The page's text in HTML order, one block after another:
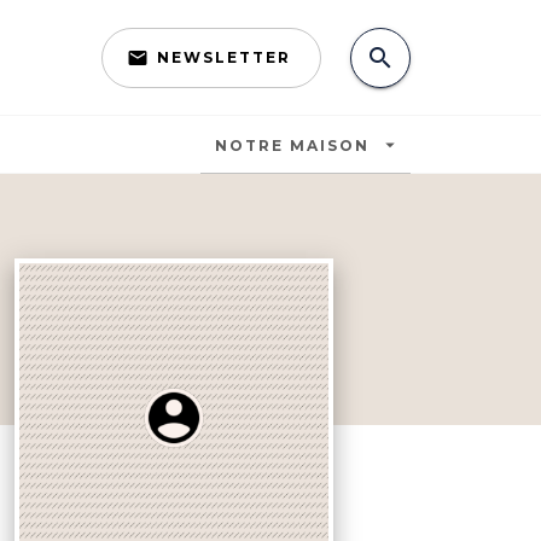
email NEWSLETTER search
NOTRE MAISON arrow_drop_down